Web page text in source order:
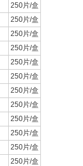
250片/盒
250片/盒
250片/盒
250片/盒
250片/盒
250片/盒
250片/盒
250片/盒
250片/盒
250片/盒
250片/盒
250片/盒